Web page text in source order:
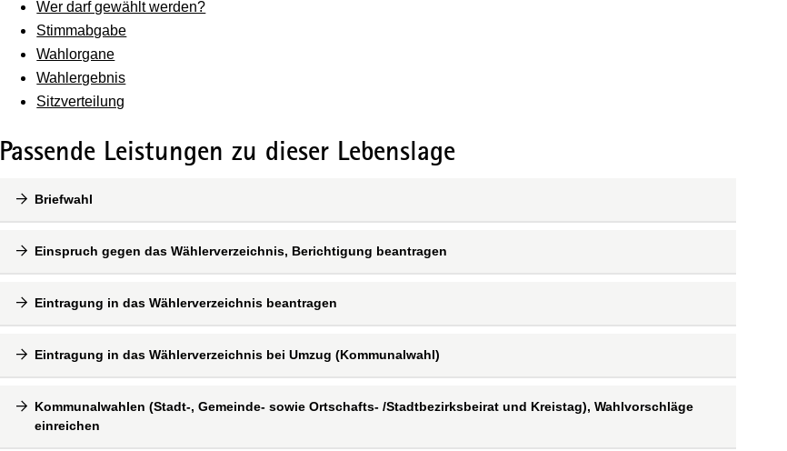
Wer darf gewählt werden?
Stimmabgabe
Wahlorgane
Wahlergebnis
Sitzverteilung
Passende Leistungen zu dieser Lebenslage
Briefwahl
Einspruch gegen das Wählerverzeichnis, Berichtigung beantragen
Eintragung in das Wählerverzeichnis beantragen
Eintragung in das Wählerverzeichnis bei Umzug (Kommunalwahl)
Kommunalwahlen (Stadt-, Gemeinde- sowie Ortschafts- /Stadtbezirksbeirat und Kreistag), Wahlvorschläge
einreichen